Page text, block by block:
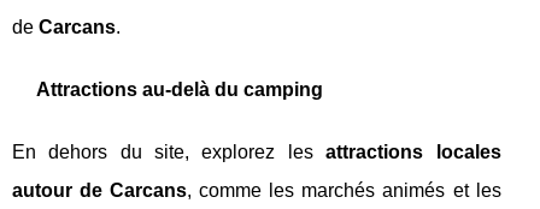
de Carcans.
Attractions au-delà du camping
En dehors du site, explorez lesattractions locales
autour de Carcans, comme les marchés animés et les